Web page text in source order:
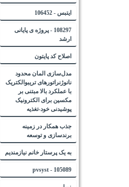
ایتبس - 106452
108297 - پروژه ی پایانی
ارشد
اصلاح کد پایتون
مدل‌سازی المان محدود
نانوژنراتورهای تریبوالکتریک
با عملکرد بالا مبتنی بر
مکسین برای الکترونیک
پوشیدنی خود-تغذیه
جذب همکار در زمینه
برندسازی و توسعه
به یک پرستار خانم نیازمندیم
105089 - pvsyst